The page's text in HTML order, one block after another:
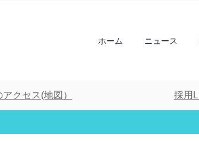
ホーム ニュース
クセス(地図） 採用